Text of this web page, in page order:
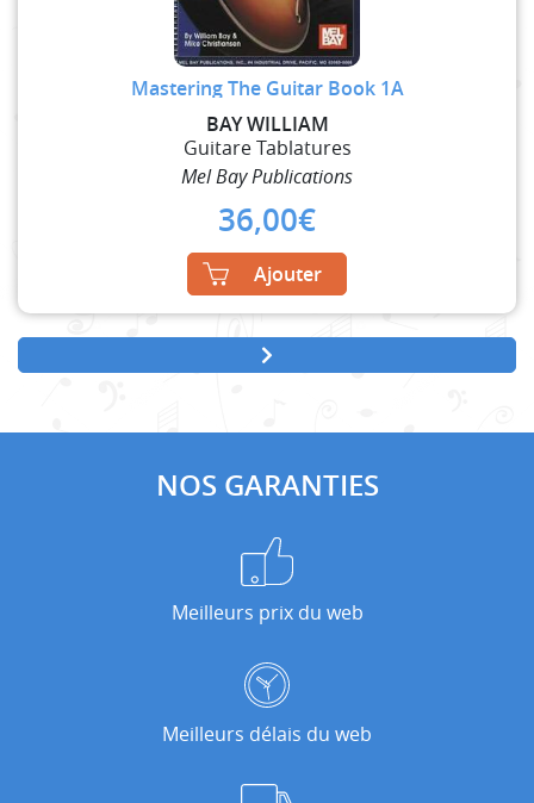
Mastering The Guitar Book 1A
BAY WILLIAM
Guitare Tablatures
Mel Bay Publications
36,00€
Ajouter
NOS GARANTIES
Meilleurs prix du web
Meilleurs délais du web